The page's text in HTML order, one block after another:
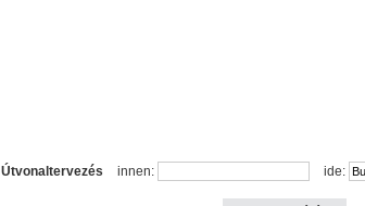
Útvonaltervezés innen: ide: